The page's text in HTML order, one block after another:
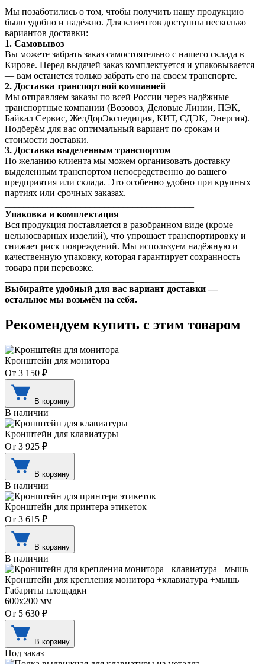
Мы позаботились о том, чтобы получить нашу продукцию
было удобно и надёжно. Для клиентов доступны несколько
вариантов доставки:
1. Самовывоз
Вы можете забрать заказ самостоятельно с нашего склада в
Кирове. Перед выдачей заказ комплектуется и упаковывается
— вам останется только забрать его на своем транспорте.
2. Доставка транспортной компанией
Мы отправляем заказы по всей России через надёжные
транспортные компании (Возовоз, Деловые Линии, ПЭК,
Байкал Сервис, ЖелДорЭкспедиция, КИТ, СДЭК, Энергия).
Подберём для вас оптимальный вариант по срокам и
стоимости доставки.
3. Доставка выделенным транспортом
По желанию клиента мы можем организовать доставку
выделенным транспортом непосредственно до вашего
предприятия или склада. Это особенно удобно при крупных
партиях или срочных заказах.
Упаковка и комплектация
Вся продукция поставляется в разобранном виде (кроме
цельносварных изделий), что упрощает транспортировку и
снижает риск повреждений. Мы используем надёжную и
качественную упаковку, которая гарантирует сохранность
товара при перевозке.
Выбирайте удобный для вас вариант доставки —
остальное мы возьмём на себя.
Рекомендуем купить с этим товаром
Кронштейн для монитора
От 3 150 ₽
В корзину
В наличии
Кронштейн для клавиатуры
От 3 925 ₽
В корзину
В наличии
Кронштейн для принтера этикеток
От 3 615 ₽
В корзину
В наличии
Кронштейн для крепления монитора +клавиатура +мышь
Габариты площадки
600х200 мм
От 5 630 ₽
В корзину
Под заказ